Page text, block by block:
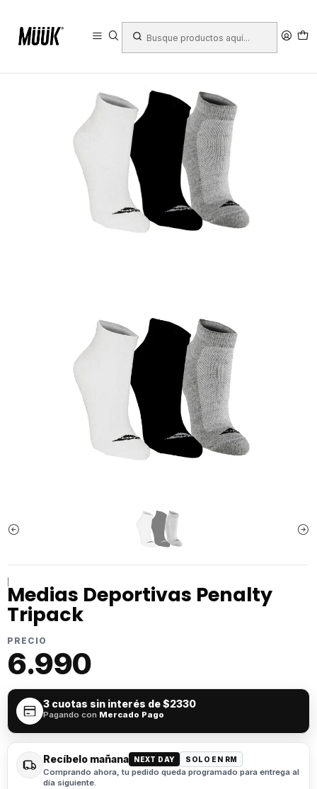
Medias Deportivas Penalty
Tripack
PRECIO
6.990
3 cuotas sin interés de$2330
Pagando con Mercado Pago
Recíbelo mañana NEXT DAY SOLO EN RM
Comprando ahora, tu pedido queda programado para entrega al
día siguiente.